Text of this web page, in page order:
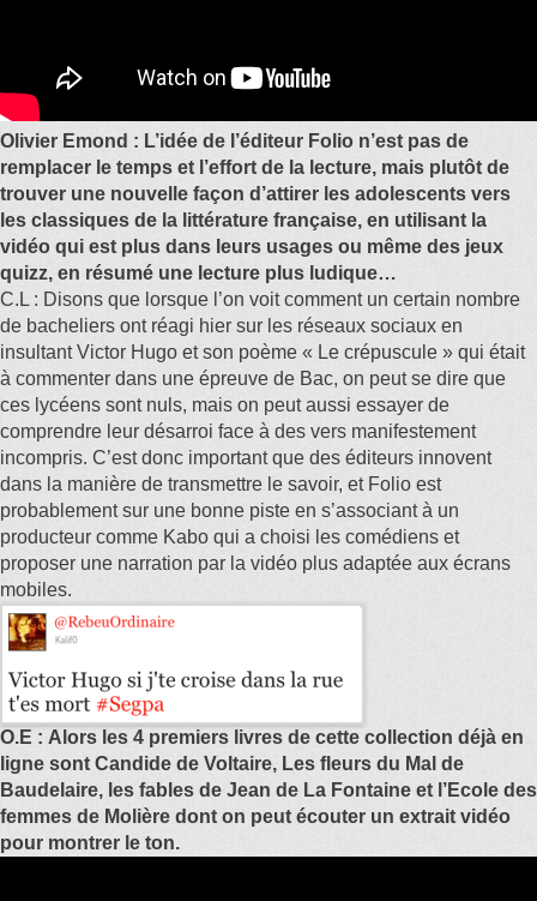
Olivier Emond : L’idée de l’éditeur Folio n’est pas de
remplacer le temps et l’effort de la lecture, mais plutôt de
trouver une nouvelle façon d’attirer les adolescents vers
les classiques de la littérature française, en utilisant la
vidéo qui est plus dans leurs usages ou même des jeux
quizz, en résumé une lecture plus ludique…
C.L : Disons que lorsque l’on voit comment un certain nombre
de bacheliers ont réagi hier sur les réseaux sociaux en
insultant Victor Hugo et son poème « Le crépuscule » qui était
à commenter dans une épreuve de Bac, on peut se dire que
ces lycéens sont nuls, mais on peut aussi essayer de
comprendre leur désarroi face à des vers manifestement
incompris. C’est donc important que des éditeurs innovent
dans la manière de transmettre le savoir, et Folio est
probablement sur une bonne piste en s’associant à un
producteur comme Kabo qui a choisi les comédiens et
proposer une narration par la vidéo plus adaptée aux écrans
mobiles.
O.E : Alors les 4 premiers livres de cette collection déjà en
ligne sont Candide de Voltaire, Les fleurs du Mal de
Baudelaire, les fables de Jean de La Fontaine et l’Ecole des
femmes de Molière dont on peut écouter un extrait vidéo
pour montrer le ton.